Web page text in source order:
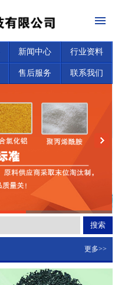
新闻中心 行业资料
售后服务 联系我们
更多>>